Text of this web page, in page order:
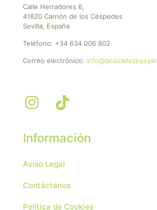
Calle Herradores 6,
41820 Carrión de los Céspedes
Sevilla, España
Teléfono: +34 634 006 802
Correo electrónico:
Información
Aviso Legal
Contáctanos
Política de Cookies